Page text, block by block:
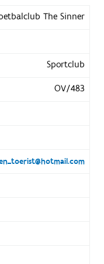
The Sinner
Sportclub
OV/483